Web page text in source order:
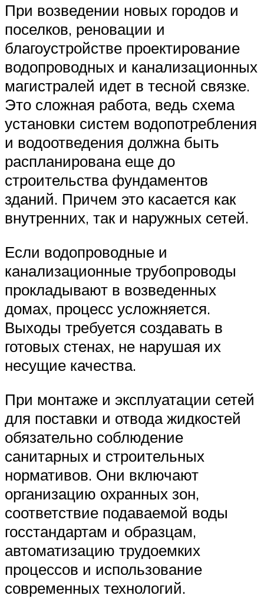
При возведении новых городов и
поселков, реновации и
благоустройстве проектирование
водопроводных и канализационных
магистралей идет в тесной связке.
Это сложная работа, ведь схема
установки систем водопотребления
и водоотведения должна быть
распланирована еще до
строительства фундаментов
зданий. Причем это касается как
внутренних, так и наружных сетей.
Если водопроводные и
канализационные трубопроводы
прокладывают в возведенных
домах, процесс усложняется.
Выходы требуется создавать в
готовых стенах, не нарушая их
несущие качества.
При монтаже и эксплуатации сетей
для поставки и отвода жидкостей
обязательно соблюдение
санитарных и строительных
нормативов. Они включают
организацию охранных зон,
соответствие подаваемой воды
госстандартам и образцам,
автоматизацию трудоемких
процессов и использование
современных технологий.